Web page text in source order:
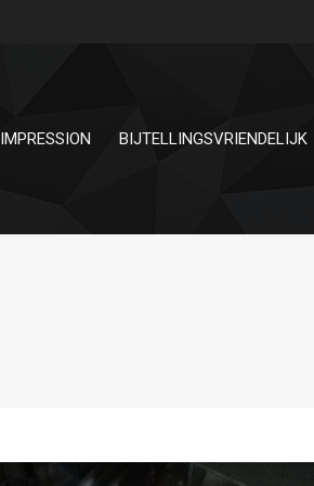
IMPRESSION BIJTELLINGSVRIENDELIJK